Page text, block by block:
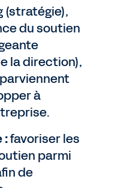
(stratégie),
du soutien
la direction),
à
:favoriser les
parmi
de